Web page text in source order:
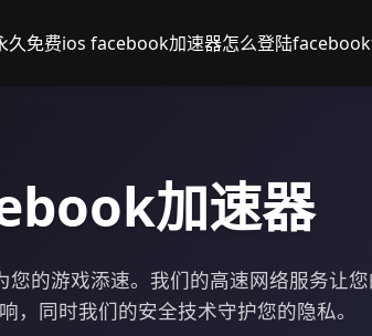
久免费ios facebook加速器怎么登陆facebook
加速器
的游戏添速。我们的高速网络服务让
，同时我们的安全技术守护您的隐私。